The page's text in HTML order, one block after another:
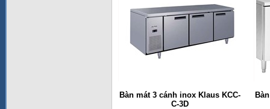
Bàn mát 3 cánh inox Klaus KCC-
C-3D